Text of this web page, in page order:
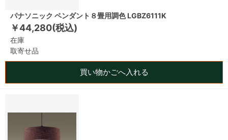
パナソニック ペンダント８畳用調色 LGBZ6111K
￥44,280(税込)
在庫
取寄せ品
買い物かごへ入れる